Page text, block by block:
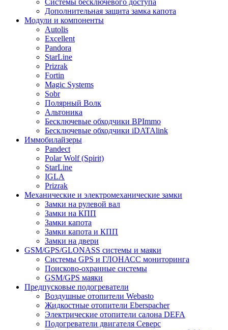
Системы бесключевого доступа
Дополнительная защита замка капота
Модули и компоненты
Autolis
Excellent
Pandora
StarLine
Prizrak
Fortin
Magic Systems
Sobr
Полярный Волк
Альтоника
Бесключевые обходчики BPImmo
Бесключевые обходчики iDATAlink
Иммобилайзеры
Pandect
Polar Wolf (Spirit)
StarLine
IGLA
Prizrak
Механические и электромеханические замки
Замки на рулевой вал
Замки на КПП
Замки капота
Замки капота и КПП
Замки на двери
GSM/GPS/GLONASS системы и маяки
Системы GPS и ГЛОНАСС мониторинга
Поисково-охранные системы
GSM/GPS маяки
Предпусковые подогреватели
Воздушные отопители Webasto
Жидкостные отопители Eberspacher
Электрические отопители салона DEFA
Подогреватели двигателя Северс